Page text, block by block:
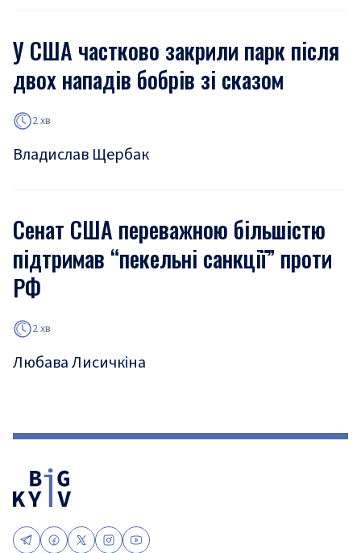
У США частково закрили парк після
двох нападів бобрів зі сказом
2 хв
Владислав Щербак
Сенат США переважною більшістю
підтримав “пекельні санкції” проти
РФ
2 хв
Любава Лисичкіна